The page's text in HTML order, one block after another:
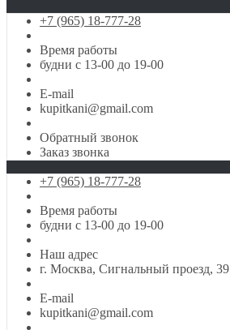
+7 (965) 18-777-28
Время работы
будни с 13-00 до 19-00
E-mail
kupitkani@gmail.com
Обратный звонок
Заказ звонка
+7 (965) 18-777-28
Время работы
будни с 13-00 до 19-00
Наш адрес
г. Москва, Сигнальный проезд, 39
E-mail
kupitkani@gmail.com